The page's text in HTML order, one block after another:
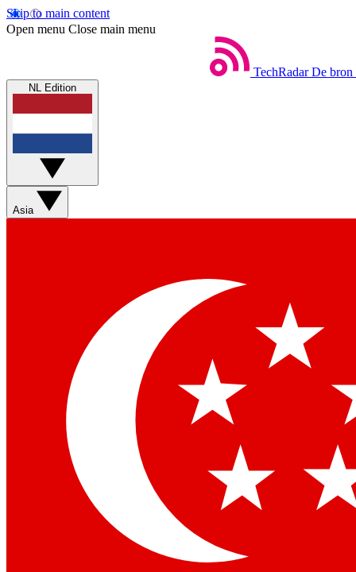
Skip to main content
Open menu Close main menu
TechRadar De bron
NL Edition
Asia